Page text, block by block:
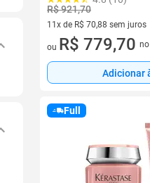
R$ 921,70
11x de R$ 70,88 sem juros
11 vez de R$ 70,88 sem
ou R$ 779,70
Adicionar
Full